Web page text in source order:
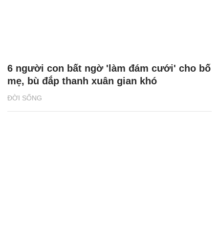
ĐỜI SỐNG
6 người con bất ngờ 'làm đám cưới' cho bố
mẹ, bù đắp thanh xuân gian khó